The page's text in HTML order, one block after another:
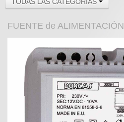
FUENTE de ALIMENTACIÓN